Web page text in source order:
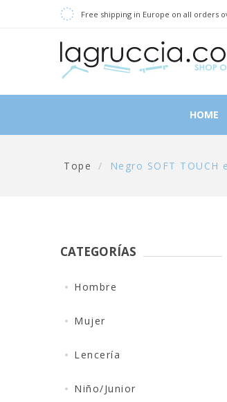
Free shipping in Europe on all orders
HOME
Tope / Negro SOFT TOUCH
CATEGORÍAS
Hombre
Mujer
Lencería
Niño/Junior